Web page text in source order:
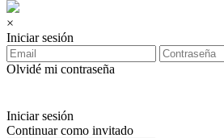
×
Iniciar sesión
Olvidé mi contraseña
Iniciar sesión
Continuar como invitado